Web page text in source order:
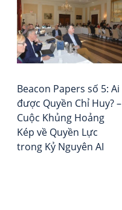
Beacon Papers số 5: Ai
được Quyền Chỉ Huy? –
Cuộc Khủng Hoảng
Kép về Quyền Lực
trong Kỷ Nguyên AI